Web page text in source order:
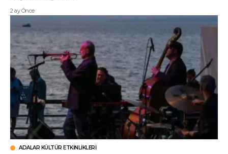
2 ay Önce
ADALAR KÜLTÜR ETKINLIKLERI